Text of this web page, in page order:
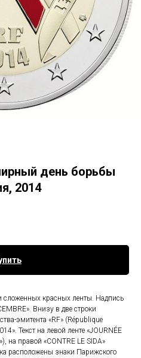
день борьбы
2014
сложенных красных ленты. Надпись
Внизу в две строки
эмитента «RF» (République
Текст на левой ленте «JOURNÉE
правой «CONTRE LE SIDA»
расположены знаки Парижского